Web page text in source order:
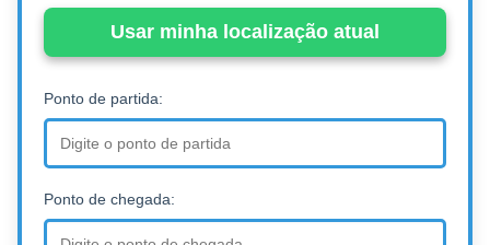
Usar minha localização atual
Ponto de partida:
Ponto de chegada: